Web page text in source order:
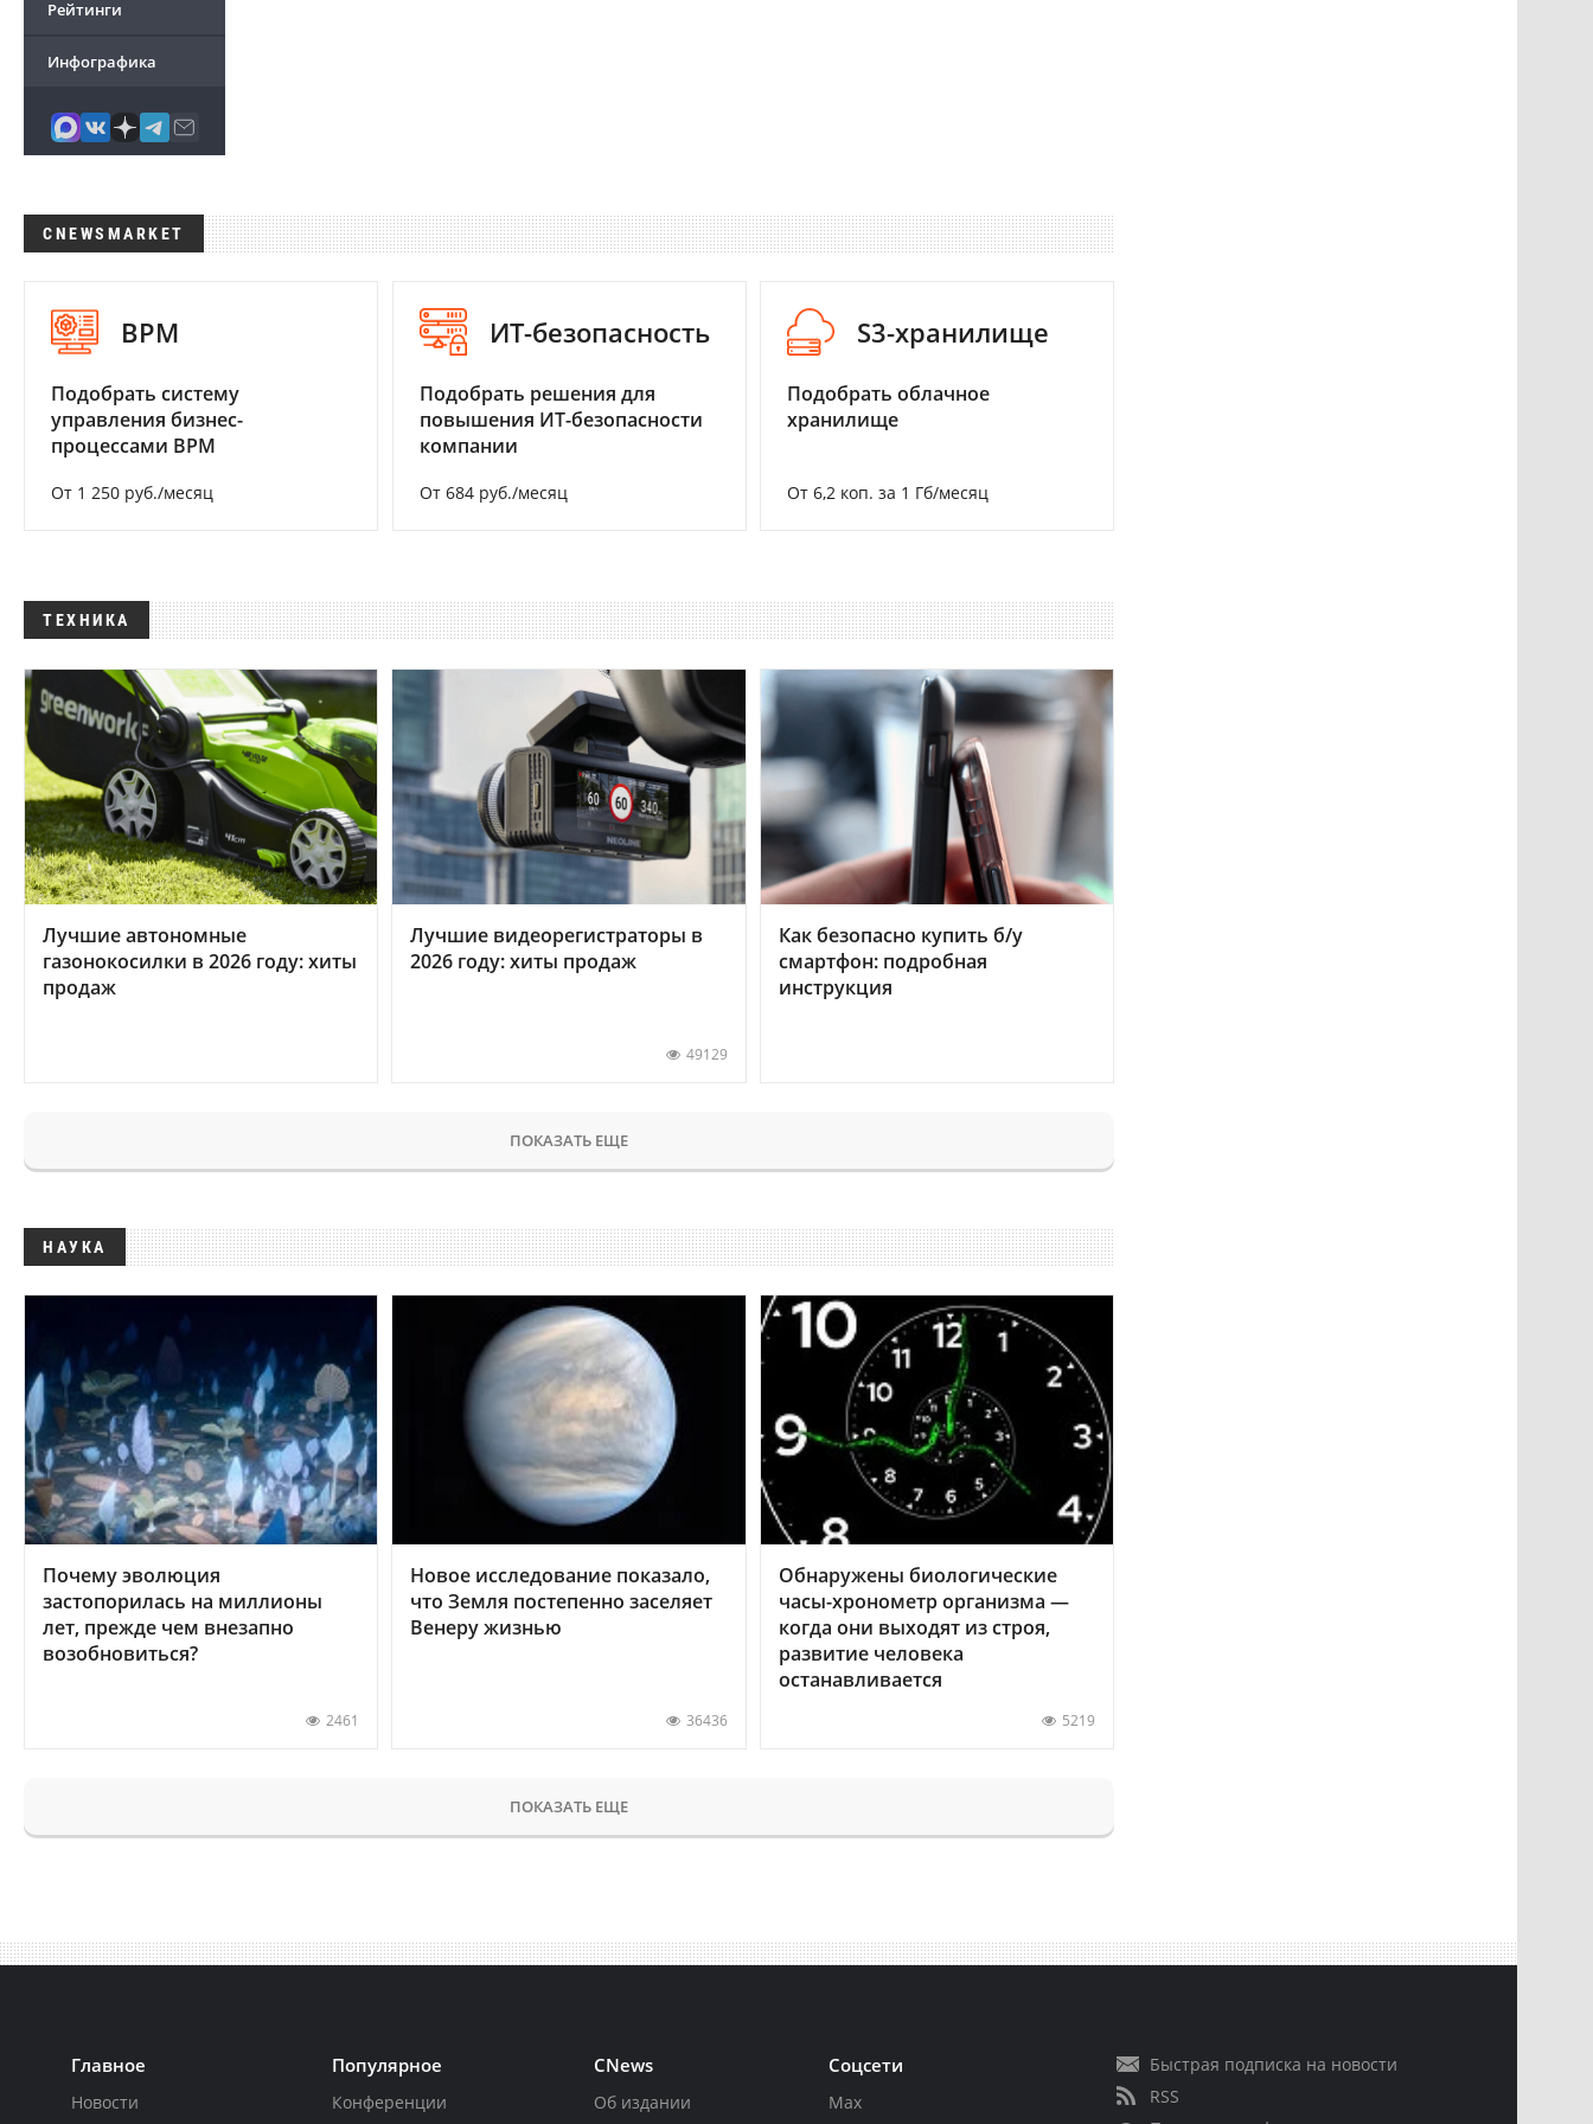
Рейтинги
Инфографика
CNEWSMARKET
BPM
Подобрать систему
управления бизнес-
процессами BPM
От 1 250 руб./месяц
ИТ-безопасность
Подобрать решения для
повышения ИТ-безопасности
компании
От 684 руб./месяц
S3-хранилище
Подобрать облачное
хранилище
От 6,2 коп. за 1 Гб/месяц
ТЕХНИКА
Лучшие автономные
газонокосилки в 2026 году: хиты
продаж
Лучшие видеорегистраторы в
2026 году: хиты продаж
49129
Как безопасно купить б/у
смартфон: подробная
инструкция
ПОКАЗАТЬ ЕЩЕ
НАУКА
Почему эволюция
застопорилась на миллионы
лет, прежде чем внезапно
возобновиться?
2461
Новое исследование показало,
что Земля постепенно заселяет
Венеру жизнью
36436
Обнаружены биологические
часы-хронометр организма —
когда они выходят из строя,
развитие человека
останавливается
5219
ПОКАЗАТЬ ЕЩЕ
Главное
Новости
Популярное
Конференции
CNews
Об издании
Соцсети
Max
Быстрая подписка на новости
RSS